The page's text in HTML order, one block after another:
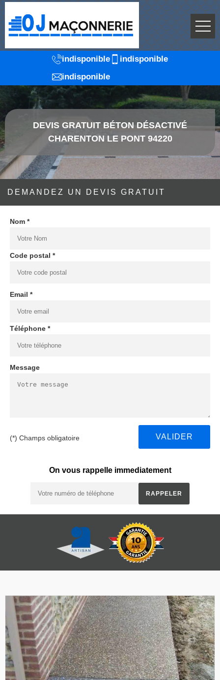
indisponible
indisponible
indisponible
DEVIS GRATUIT BÉTON DÉSACTIVÉ
CHARENTON LE PONT 94220
DEMANDEZ UN DEVIS GRATUIT
Nom *
Code postal *
Email *
Téléphone *
Message
(*) Champs obligatoire
On vous rappelle immediatement